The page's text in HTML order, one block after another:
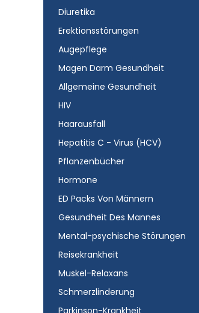
Diuretika
Erektionsstörungen
Augepflege
Magen Darm Gesundheit
Allgemeine Gesundheit
HIV
Haarausfall
Hepatitis C - Virus (HCV)
Pflanzenbücher
Hormone
ED Packs Von Männern
Gesundheit Des Mannes
Mental-psychische Störungen
Reisekrankheit
Muskel-Relaxans
Schmerzlinderung
Parkinson-Krankheit